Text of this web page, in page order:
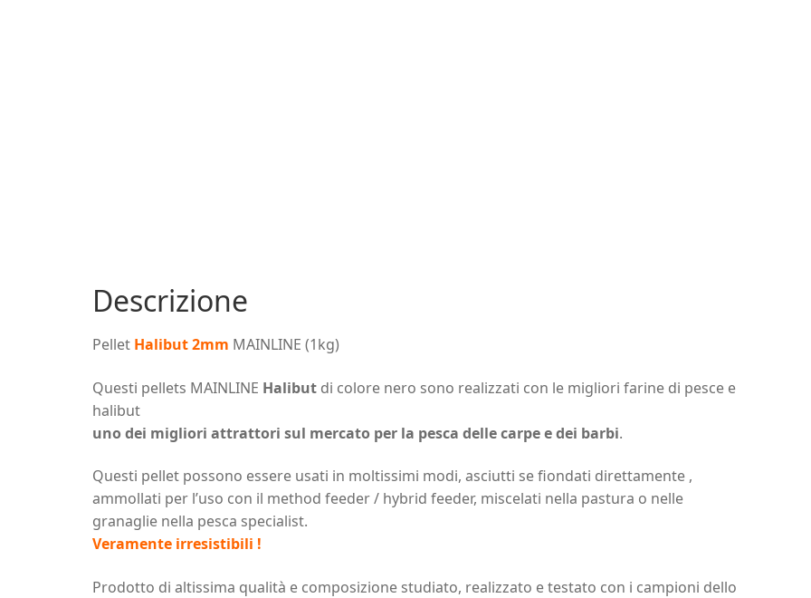
Descrizione
Pellet Halibut2mm MAINLINE (1kg)
Questi pellets MAINLINE Halibut di colore nero sono realizzati con le migliori farine di pesce e
halibut
uno dei migliori attrattori sul mercato per la pesca delle carpe e dei barbi.
Questi pellet possono essere usati in moltissimi modi, asciutti se fiondati direttamente ,
ammollati per l’uso con il method feeder / hybrid feeder, miscelati nella pastura o nelle
granaglie nella pesca specialist.
Veramente irresistibili !
Prodotto di altissima qualità e composizione studiato, realizzato e testato con i campioni dello